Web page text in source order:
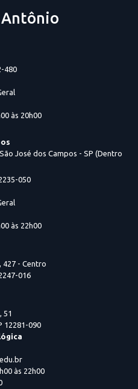
Antônio
480
às 20h00
José dos Campos - SP (Dentro
050
às 22h00
427 - Centro
016
51
12281-090
às 22h00